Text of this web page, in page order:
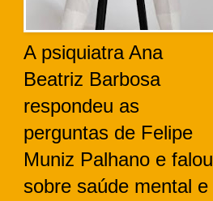
A psiquiatra Ana
Beatriz Barbosa
respondeu as
perguntas de Felipe
Muniz Palhano e falou
sobre saúde mental e